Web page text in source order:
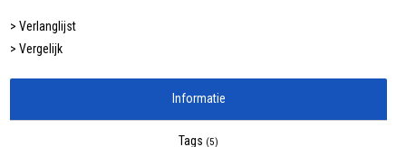
> Verlanglijst
> Vergelijk
Informatie
Tags (5)